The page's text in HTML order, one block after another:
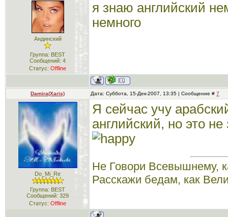
Андинский
Группа: BEST
Сообщений: 4
Статус: Offline
я знаю английский
немного
Damira(Xaris) Дата: Суббота, 15-Дек-2007, 13:35 | Сообщение # 7
Do_Mi_Re
Группа: BEST
Сообщений: 329
Статус: Offline
Я сейчас учу
английский, но это не
Не Говори Всевышнему,
Расскажи бедам, как